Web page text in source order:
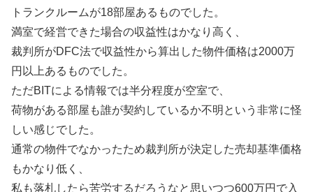
トランクルームが18部屋あるものでした。
満室で経営できた場合の収益性はかなり高く、
裁判所がDFC法で収益性から算出した物件価格は2000万
円以上あるものでした。
ただBITによる情報では半分程度が空室で、
荷物がある部屋も誰が契約しているか不明という非常に怪
しい感じでした。
通常の物件でなかったため裁判所が決定した売却基準価格
もかなり低く、
私も落札したら苦労するだろうなと思いつつ600万円で入